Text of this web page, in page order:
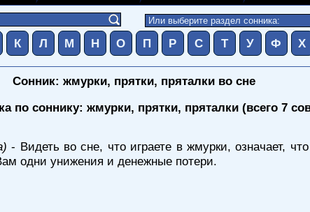
К Л М Н О П Р С Т У Ф Х
Сонник: жмурки, прятки, пряталки во сне
по соннику: жмурки, прятки, пряталки (всего 7
- Видеть во сне, что играете в жмурки, означает,
одни унижения и денежные потери.